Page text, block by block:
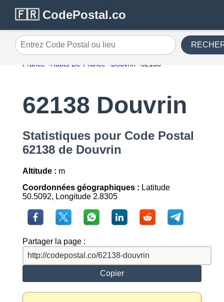
🇫🇷 CodePostal.co
Entrez Code Postal ou lieu
France Hauts-De-France Douvrin 62138
62138 Douvrin
Statistiques pour Code Postal
62138 de Douvrin
Altitude : m
Coordonnées géographiques : Latitude
50.5092, Longitude 2.8305
Partager la page :
Copier